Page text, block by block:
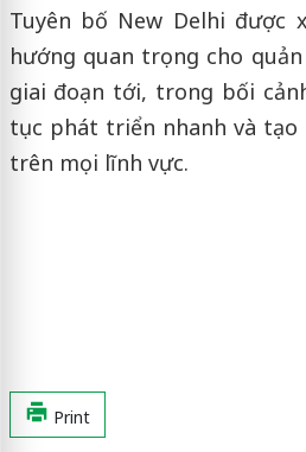
Tuyên bố New Delhi được
hướng quan trọng cho
giai đoạn tới, trong bối
tục phát triển nhanh và tạo
trên mọi lĩnh vực.
Print